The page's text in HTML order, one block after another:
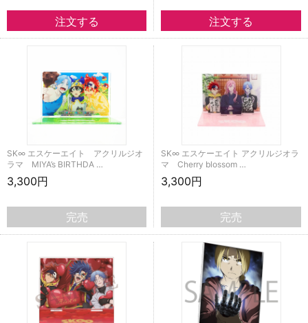
SK∞ エスケーエイト アクリルジオ
ラマ MIYA’s BIRTHDA …
3,300円
完売
SK∞ エスケーエイト アクリルジオラ
マ Cherry blossom …
3,300円
完売